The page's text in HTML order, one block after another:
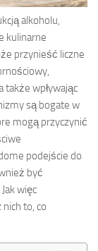
alkoholu,
kulinarne
przynieść liczne
także wpływając
są bogate w
mogą przyczynić
podejście do
być
więc
nich to, co